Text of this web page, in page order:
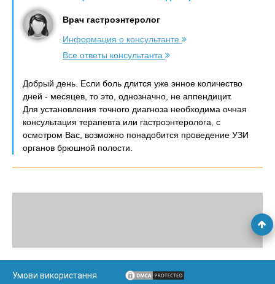
Врач гастроэнтеролог
Информация о консультанте
Все ответы консультанта
Добрый день. Если боль длится уже энное количество
дней - месяцев, то это, однозначно, не аппендицит.
Для установления точного диагноза необходима очная
консультация терапевта или гастроэнтеролога, с
осмотром Вас, возможно понадобится проведение УЗИ
органов брюшной полости.
Умови використання